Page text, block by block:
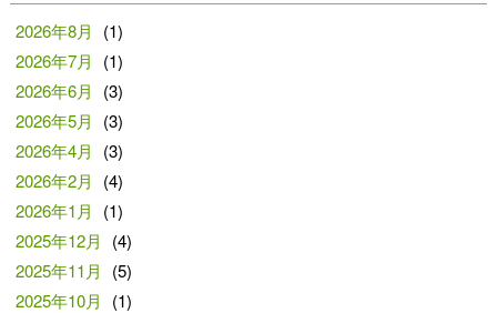
2026年8月
(1)
2026年7月
(1)
2026年6月
(3)
2026年5月
(3)
2026年4月
(3)
2026年2月
(4)
2026年1月
(1)
2025年12月
(4)
2025年11月
(5)
2025年10月
(1)